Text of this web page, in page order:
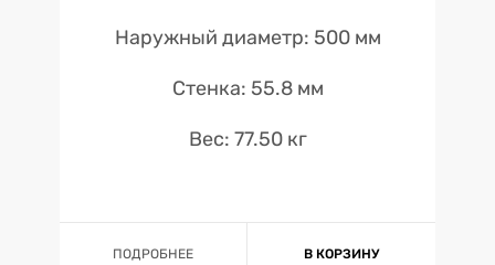
Наружный диаметр: 500 мм
Стенка: 55.8 мм
Вес: 77.50 кг
ПОДРОБНЕЕ В КОРЗИНУ